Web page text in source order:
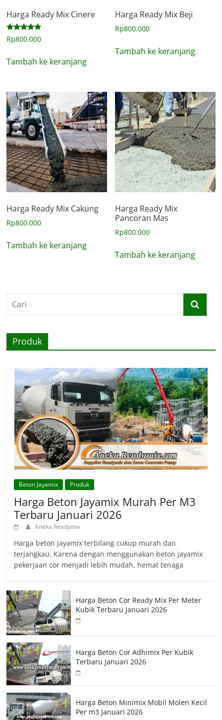
Harga Ready Mix Cinere
Dinilai
5.00
Rp800.000
Tambah ke keranjang
Harga Ready Mix Beji
Rp800.000
Tambah ke keranjang
Harga Ready Mix Cakung
Rp800.000
Tambah ke keranjang
Harga Ready Mix
Pancoran Mas
Rp800.000
Tambah ke keranjang
Produk
Beton Jayamix Produk
Harga Beton Jayamix Murah Per M3
Terbaru Januari 2026
Aneka Readymix
Harga beton jayamix terbilang cukup murah dan
terjangkau. Karena dengan menggunakan beton jayamix
pekerjaan cor menjadi lebih mudah, hemat tenaga
Harga Beton Cor Ready Mix Per Meter
Kubik Terbaru Januari 2026
Harga Beton Cor Adhimix Per Kubik
Terbaru Januari 2026
Harga Beton Minimix Mobil Molen Kecil
Per m3 Januari 2026